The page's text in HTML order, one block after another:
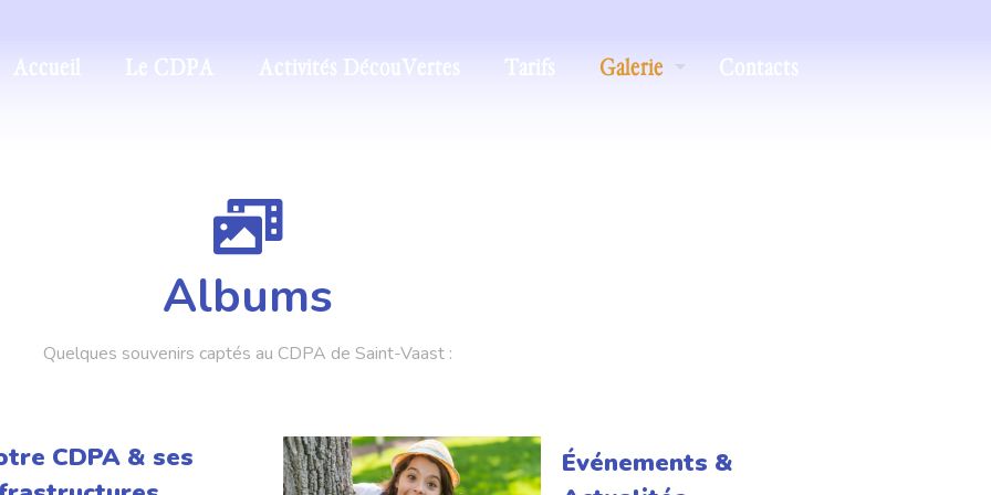
Accueil Le CDPA Activités DécouVertes Tarifs Galerie Contacts
Albums
Quelques souvenirs captés au CDPA de Saint-Vaast :
CDPA & ses
Événements &